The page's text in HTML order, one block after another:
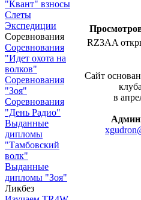
"Квант" взносы
Слеты
Экспедиции
Соревнования
Соревнования
"Идет охота на
волков"
Соревнования
"Зоя"
Соревнования
"День Радио"
Выданные
дипломы
"Тамбовский
волк"
Выданные
дипломы "Зоя"
Ликбез
RZ3AA
Сайт
клуба
в